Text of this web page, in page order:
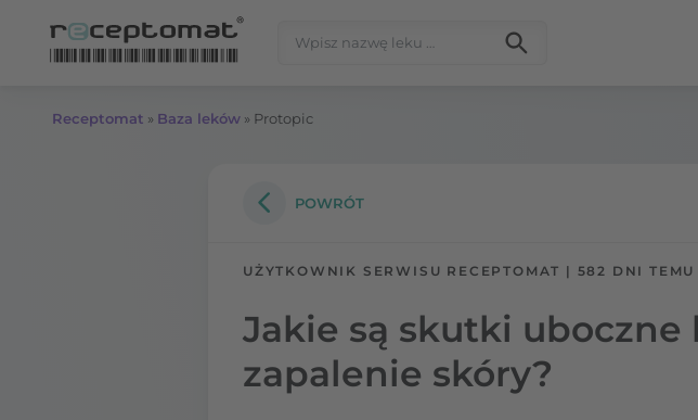
Receptomat » Baza leków » Protopic
POWRÓT
UŻYTKOWNIK SERWISU RECEPTOMAT | 582 DNI TEMU
Jakie są skutki
zapalenie skóry?